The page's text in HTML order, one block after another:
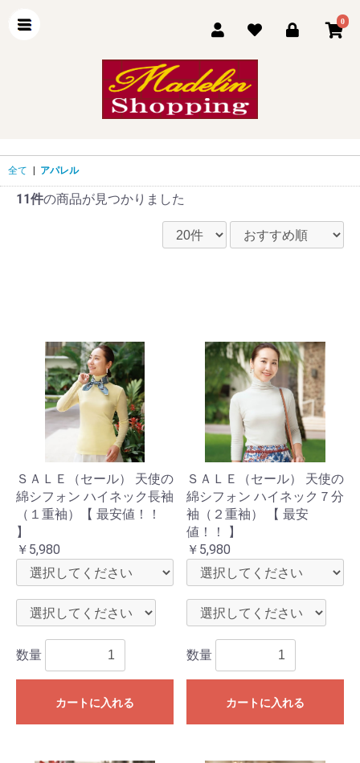
0
全て アパレル
11件の商品が見つかりました
ＳＡＬＥ（セール） 天使の
綿シフォン ハイネック長袖
（１重袖）【 最安値！！
】
￥5,980
数量
カートに入れる
ＳＡＬＥ（セール） 天使の
綿シフォン ハイネック７分
袖（２重袖） 【 最安
値！！ 】
￥5,980
数量
カートに入れる